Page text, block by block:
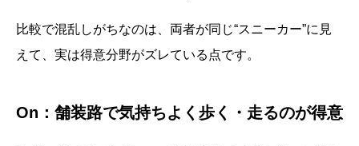
比較で混乱しがちなのは、両者が同じ“スニーカー”に見
えて、実は得意分野がズレている点です。
On：舗装路で気持ちよく歩く・走るのが得意